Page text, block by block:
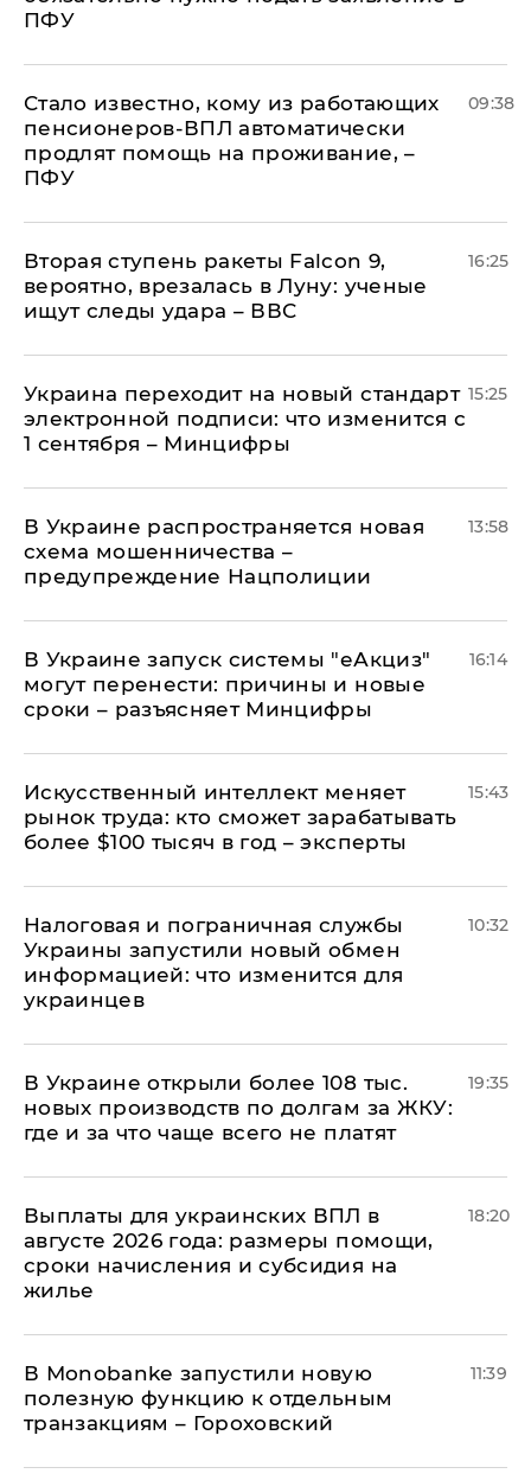
ПФУ
Стало известно, кому из работающих
пенсионеров-ВПЛ автоматически
продлят помощь на проживание, –
ПФУ
09:38
Вторая ступень ракеты Falcon 9,
вероятно, врезалась в Луну: ученые
ищут следы удара – ВВС
16:25
Украина переходит на новый стандарт
электронной подписи: что изменится с
1 сентября – Минцифры
15:25
В Украине распространяется новая
схема мошенничества –
предупреждение Нацполиции
13:58
В Украине запуск системы "еАкциз"
могут перенести: причины и новые
сроки – разъясняет Минцифры
16:14
Искусственный интеллект меняет
рынок труда: кто сможет зарабатывать
более $100 тысяч в год – эксперты
15:43
Налоговая и пограничная службы
Украины запустили новый обмен
информацией: что изменится для
украинцев
10:32
В Украине открыли более 108 тыс.
новых производств по долгам за ЖКУ:
где и за что чаще всего не платят
19:35
Выплаты для украинских ВПЛ в
августе 2026 года: размеры помощи,
сроки начисления и субсидия на
жилье
18:20
В Мonobankе запустили новую
полезную функцию к отдельным
транзакциям – Гороховский
11:39